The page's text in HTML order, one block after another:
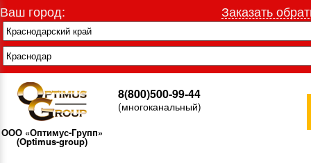
Ваш город: Заказать
ООО «Оптимус-Групп»
(Optimus-group)
8(800)500-99-44
(многоканальный)